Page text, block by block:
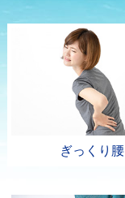
ぎっくり腰